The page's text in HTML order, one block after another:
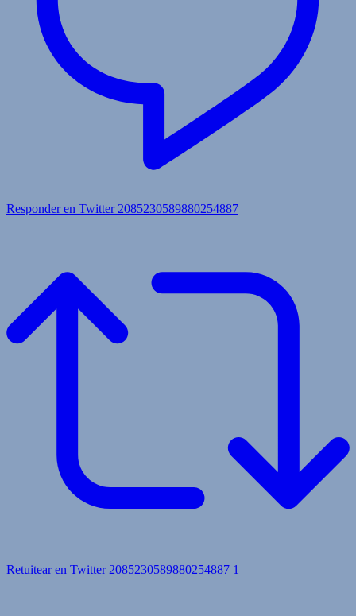
Responder en Twitter 2085230589880254887
Retuitear en Twitter 2085230589880254887 1